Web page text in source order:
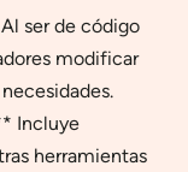
ser de código
modificar
Incluye
herramientas